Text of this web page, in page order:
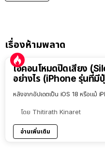
เรื่องห้ามพลาด
ไอคอนโหมดปิดเสียง
อย่างไร (iPhone รุ่นที่มี
หลังจากอัปเดตเป็น iOS 18 หรือแม้
โดย Thitirath Kinaret
อ่านเพิ่มเติม